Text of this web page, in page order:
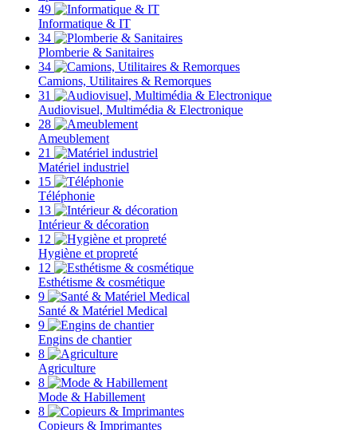
49
Informatique & IT
34
Plomberie & Sanitaires
34
Camions, Utilitaires & Remorques
31
Audiovisuel, Multimédia & Electronique
28
Ameublement
21
Matériel industriel
15
Téléphonie
13
Intérieur & décoration
12
Hygiène et propreté
12
Esthétisme & cosmétique
9
Santé & Matériel Medical
9
Engins de chantier
8
Agriculture
8
Mode & Habillement
8
Copieurs & Imprimantes